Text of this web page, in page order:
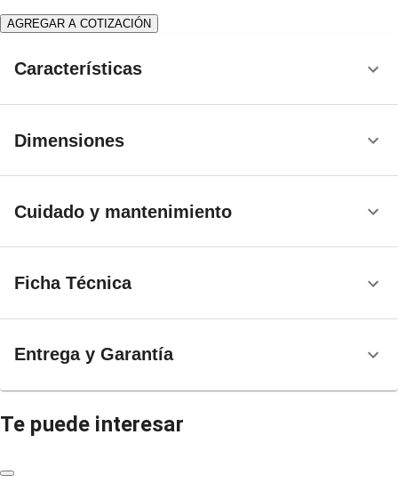
AGREGAR A COTIZACIÓN
Características
Dimensiones
Cuidado y mantenimiento
Ficha Técnica
Entrega y Garantía
Te puede interesar